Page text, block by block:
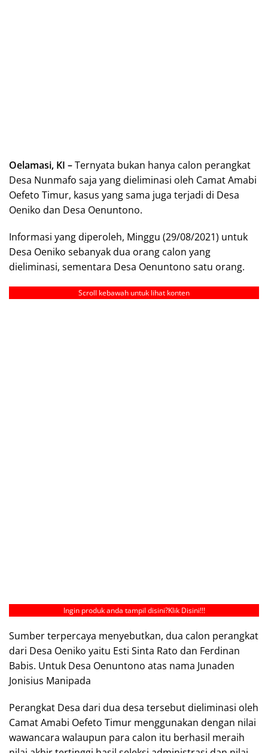
Oelamasi, KI –Ternyata bukan hanya calon perangkat
Desa Nunmafo saja yang dieliminasi oleh Camat Amabi
Oefeto Timur, kasus yang sama juga terjadi di Desa
Oeniko dan Desa Oenuntono.
Informasi yang diperoleh, Minggu (29/08/2021) untuk
Desa Oeniko sebanyak dua orang calon yang
dieliminasi, sementara Desa Oenuntono satu orang.
Scroll kebawah untuk lihat konten
Ingin produk anda tampil disini?Klik Disini!!!
Sumber terpercaya menyebutkan, dua calon perangkat
dari Desa Oeniko yaitu Esti Sinta Rato dan Ferdinan
Babis. Untuk Desa Oenuntono atas nama Junaden
Jonisius Manipada
Perangkat Desa dari dua desa tersebut dieliminasi oleh
Camat Amabi Oefeto Timur menggunakan dengan nilai
wawancara walaupun para calon itu berhasil meraih